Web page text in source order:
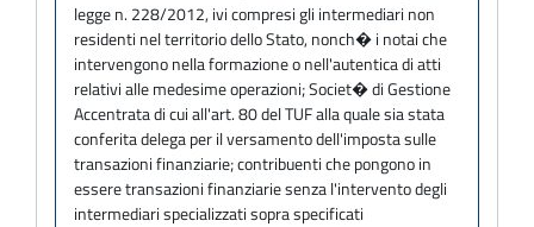
legge n. 228/2012, ivi compresi gli intermediari non
residenti nel territorio dello Stato, nonch� i notai che
intervengono nella formazione o nell'autentica di atti
relativi alle medesime operazioni; Societ� di Gestione
Accentrata di cui all'art. 80 del TUF alla quale sia stata
conferita delega per il versamento dell'imposta sulle
transazioni finanziarie; contribuenti che pongono in
essere transazioni finanziarie senza l'intervento degli
intermediari specializzati sopra specificati